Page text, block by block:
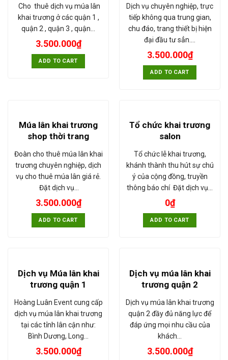
Cho thuê dịch vụ múa lân
khai trương ở các quận 1 ,
quận 2 , quận 3 , quận…
3.500.000₫
ADD TO CART
Dịch vụ chuyên nghiệp, trực
tiếp không qua trung gian,
chu đáo, trang thiết bị hiện
đại đầu tư sẳn.…
3.500.000₫
ADD TO CART
Múa lân khai trương
shop thời trang
Đoàn cho thuê múa lân khai
trương chuyên nghiệp, dịch
vụ cho thuê múa lân giá rẻ.
Đặt dịch vụ…
3.500.000₫
ADD TO CART
Tổ chức khai trương
salon
Tổ chức lễ khai trương,
khánh thành thu hút sự chú
ý của cộng đồng, truyền
thông báo chí Đặt dịch vụ…
0₫
ADD TO CART
Dịch vụ Múa lân khai
trương quận 1
Hoàng Luân Event cung cấp
dịch vụ múa lân khai trương
tại các tỉnh lân cận như:
Bình Dương, Long…
3.500.000₫
Dịch vụ múa lân khai
trương quận 2
Dịch vụ múa lân khai trương
quận 2 đầy đủ năng lực để
đáp ứng mọi nhu cầu của
khách…
3.500.000₫